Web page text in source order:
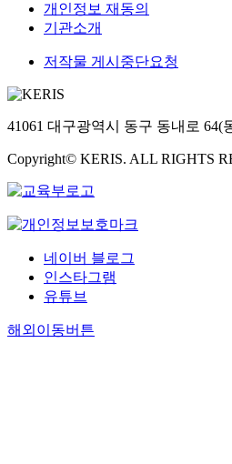
개인정보 재동의
기관소개
저작물 게시중단요청
41061 대구광역시 동구 동내로 64(
Copyright© KERIS. ALL RIGHTS
네이버 블로그
인스타그램
유튜브
해외이동버튼